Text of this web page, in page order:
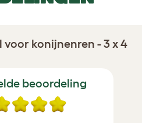
konijnenren - 3 x 4
beoordeling